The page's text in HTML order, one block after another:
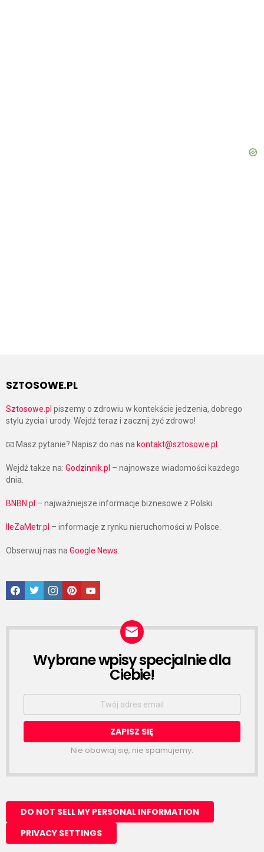
SZTOSOWE.PL
Sztosowe.pl piszemy o zdrowiu w kontekście jedzenia, dobrego
stylu życia i urody. Wejdź teraz i zacznij żyć zdrowo!
📧 Masz pytanie? Napisz do nas na kontakt@sztosowe.pl
Wejdź także na: Godzinnik.pl – najnowsze wiadomości każdego
dnia.
BNBN.pl – najważniejsze informacje biznesowe z Polski.
IleZaMetr.pl – informacje z rynku nieruchomości w Polsce.
Obserwuj nas na Google News
Facebook
TwitterInstagramPinterestGoogle News
NEWSLETTER
Wybrane wpisy specjalnie dla
Ciebie!
Email
Nie obawiaj się, nie spamujemy.